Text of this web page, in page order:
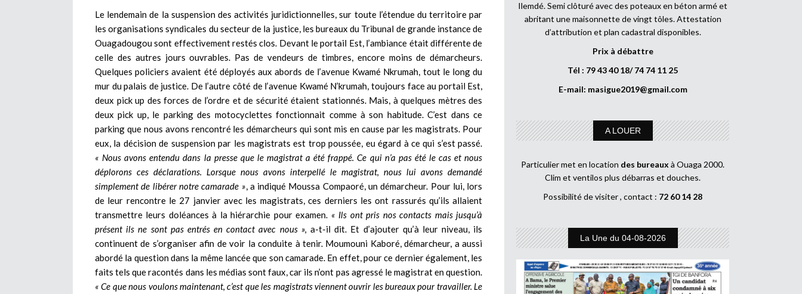
Le lendemain de la suspension des activités juridictionnelles, sur toute l’étendue du territoire par
les organisations syndicales du secteur de la justice, les bureaux du Tribunal de grande instance de
Ouagadougou sont effectivement restés clos. Devant le portail Est, l’ambiance était différente de
celle des autres jours ouvrables. Pas de vendeurs de timbres, encore moins de démarcheurs.
Quelques policiers avaient été déployés aux abords de l’avenue Kwamé Nkrumah, tout le long du
mur du palais de justice. De l’autre côté de l’avenue Kwamé N’krumah, toujours face au portail Est,
deux pick up des forces de l’ordre et de sécurité étaient stationnés. Mais, à quelques mètres des
deux pick up, le parking des motocyclettes fonctionnait comme à son habitude. C’est dans ce
parking que nous avons rencontré les démarcheurs qui sont mis en cause par les magistrats. Pour
eux, la décision de suspension par les magistrats est trop poussée, eu égard à ce qui s’est passé.
« Nous avons entendu dans la presse que le magistrat a été frappé. Ce qui n’a pas été le cas et nous
déplorons ces déclarations. Lorsque nous avons interpellé le magistrat, nous lui avons demandé
simplement de libérer notre camarade » , a indiqué Moussa Compaoré, un démarcheur. Pour lui, lors
de leur rencontre le 27 janvier avec les magistrats, ces derniers les ont rassurés qu’ils allaient
transmettre leurs doléances à la hiérarchie pour examen. « Ils ont pris nos contacts mais jusqu’à
présent ils ne sont pas entrés en contact avec nous », a-t-il dit. Et d’ajouter qu’à leur niveau, ils
continuent de s’organiser afin de voir la conduite à tenir. Moumouni Kaboré, démarcheur, a aussi
abordé la question dans la même lancée que son camarade. En effet, pour ce dernier également, les
faits tels que racontés dans les médias sont faux, car ils n’ont pas agressé le magistrat en question.
« Ce que nous voulons maintenant, c’est que les magistrats viennent ouvrir les bureaux pour travailler. Le
Ilemdé. Semi clôturé avec des poteaux en béton armé et
abritant une maisonnette de vingt tôles. Attestation
d’attribution et plan cadastral disponibles.
Prix à débattre
Tél : 79 43 40 18/ 74 74 11 25
E-mail: masigue2019@gmail.com
A LOUER
Particulier met en location des bureaux à Ouaga 2000.
Clim et ventilos plus débarras et douches.
Possibilité de visiter , contact : 72 60 14 28
La Une du 04-08-2026